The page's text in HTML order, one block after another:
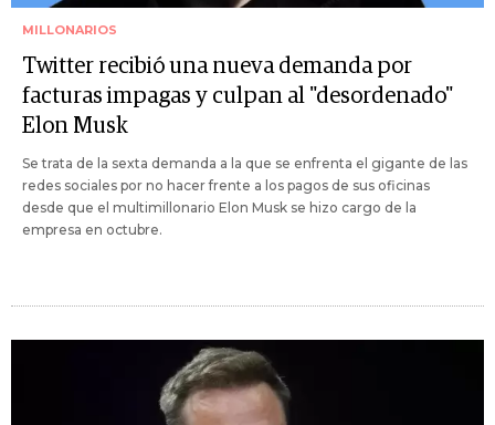
MILLONARIOS
Twitter recibió una nueva demanda por
facturas impagas y culpan al "desordenado"
Elon Musk
Se trata de la sexta demanda a la que se enfrenta el gigante de las
redes sociales por no hacer frente a los pagos de sus oficinas
desde que el multimillonario Elon Musk se hizo cargo de la
empresa en octubre.